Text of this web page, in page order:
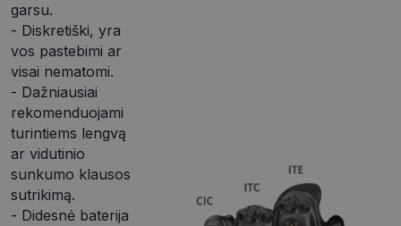
garsu.
- Diskretiški, yra
vos pastebimi ar
visai nematomi.
- Dažniausiai
rekomenduojami
turintiems lengvą
ar vidutinio
sunkumo klausos
sutrikimą.
- Didesnė baterija